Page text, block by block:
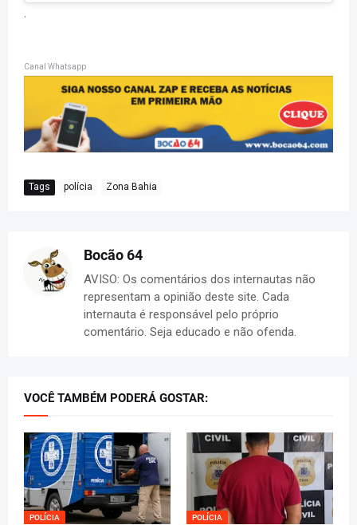
.
Canal Whatsapp
Tags polícia Zona Bahia
Bocão 64
AVISO: Os comentários dos internautas não
representam a opinião deste site. Cada
internauta é responsável pelo próprio
comentário. Seja educado e não ofenda.
VOCÊ TAMBÉM PODERÁ GOSTAR:
POLÍCIA POLÍCIA